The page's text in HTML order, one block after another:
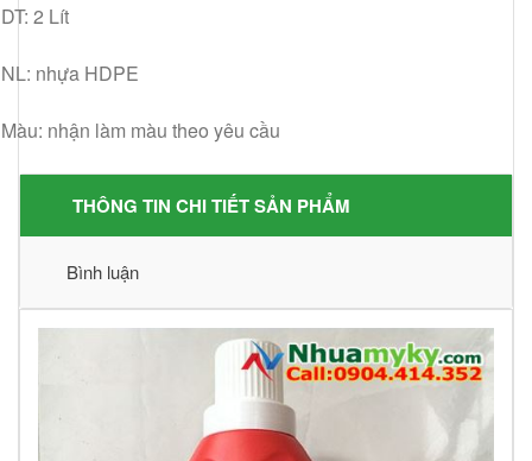
DT: 2 Lít
NL: nhựa HDPE
Màu: nhận làm màu theo yêu cầu
THÔNG TIN CHI TIẾT SẢN PHẨM
Bình luận